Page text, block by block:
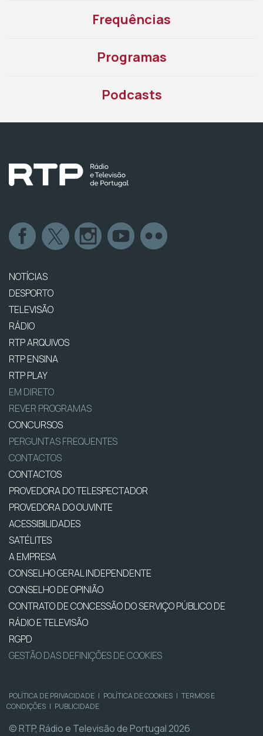
Frequências
Programas
Podcasts
NOTÍCIAS
DESPORTO
TELEVISÃO
RÁDIO
RTP ARQUIVOS
RTP ENSINA
RTP PLAY
EM DIRETO
REVER PROGRAMAS
CONCURSOS
PERGUNTAS FREQUENTES
CONTACTOS
CONTACTOS
PROVEDORA DO TELESPECTADOR
PROVEDORA DO OUVINTE
ACESSIBILIDADES
SATÉLITES
A EMPRESA
CONSELHO GERAL INDEPENDENTE
CONSELHO DE OPINIÃO
CONTRATO DE CONCESSÃO DO SERVIÇO PÚBLICO DE
RÁDIO E TELEVISÃO
RGPD
GESTÃO DAS DEFINIÇÕES DE COOKIES
POLÍTICA DE PRIVACIDADE | POLÍTICA DE COOKIES | TERMOS E
CONDIÇÕES | PUBLICIDADE
© RTP, Rádio e Televisão de Portugal 2026